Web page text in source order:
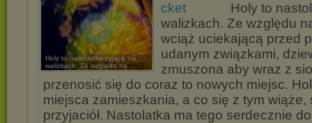
Holy to nastolatka żyjąca na
walizkach. Ze względu na ...
Holy to
walizkach. Ze względu
wciąż uciekającą przed
udanym związkami,
zmuszona aby wraz z
przenosić się do coraz to nowych miejsc.
miejsca zamieszkania, a co się z tym wiąże,
przyjaciół. Nastolatka ma tego serdecznie